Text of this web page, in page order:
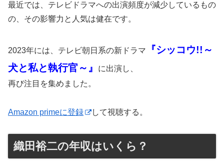
最近では、テレビドラマへの出演頻度が減少しているもの
の、その影響力と人気は健在です。
2023年には、テレビ朝日系の新ドラマ
『シッコウ!!～
犬と私と執行官～』
に出演し、
再び注目を集めました。
Amazon primeに登録 して視聴する。
織田裕二の年収はいくら？